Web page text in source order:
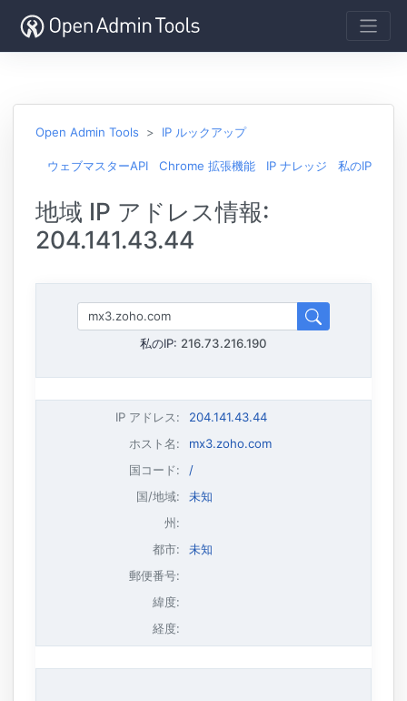
Open Admin Tools IP ルックアップ
ウェブマスターAPI Chrome 拡張機能 IP ナレッジ 私のIP
地域 IP アドレス情報:
204.141.43.44
私のIP: 216.73.216.190
IP アドレス:
204.141.43.44
ホスト名:
mx3.zoho.com
国コード:
/
国/地域:
未知
州:
都市:
未知
郵便番号:
緯度:
経度: